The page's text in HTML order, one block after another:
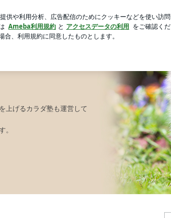
新規登録
上げるカラダ塾も運営して
。